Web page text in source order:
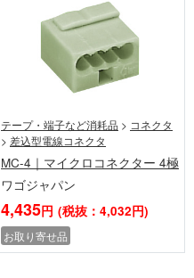
テープ・端子など消耗品 > コネクタ
> 差込型電線コネクタ
MC-4｜マイクロコネクター 4極
ワゴジャパン
4,435円 (税抜：4,032円)
お取り寄せ品